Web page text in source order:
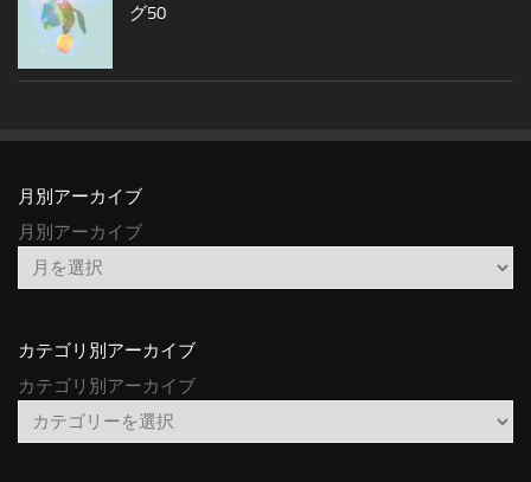
グ50
月別アーカイブ
月別アーカイブ
カテゴリ別アーカイブ
カテゴリ別アーカイブ